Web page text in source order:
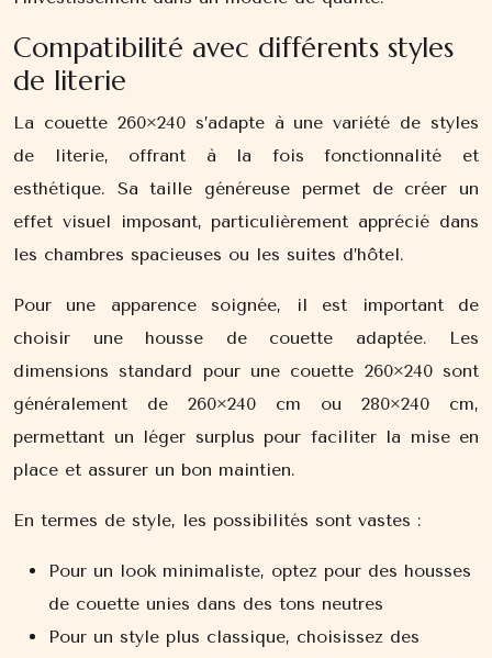
Compatibilité avec différents styles
de literie
La couette 260×240 s’adapte à une variété de styles
de literie, offrant à la fois fonctionnalité et
esthétique. Sa taille généreuse permet de créer un
effet visuel imposant, particulièrement apprécié dans
les chambres spacieuses ou les suites d’hôtel.
Pour une apparence soignée, il est important de
choisir une housse de couette adaptée. Les
dimensions standard pour une couette 260×240 sont
généralement de 260×240 cm ou 280×240 cm,
permettant un léger surplus pour faciliter la mise en
place et assurer un bon maintien.
En termes de style, les possibilités sont vastes :
Pour un look minimaliste, optez pour des housses
de couette unies dans des tons neutres
Pour un style plus classique, choisissez des